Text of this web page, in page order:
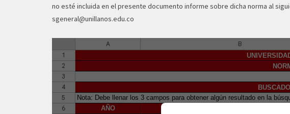
no esté incluida en el presente documento informe sobre dicha norma al
sgeneral@unillanos.edu.co